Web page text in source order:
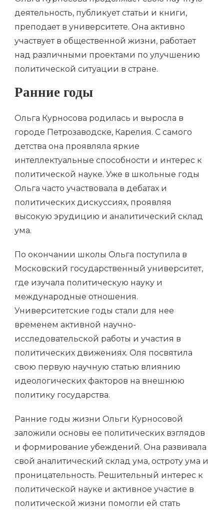
деятельность, публикует статьи и книги,
преподает в университете. Она активно
участвует в общественной жизни, работает
над различными проектами по улучшению
политической ситуации в стране.
Ранние годы
Ольга Курносова родилась и выросла в
городе Петрозаводске, Карелия. С самого
детства она проявляла яркие
интеллектуальные способности и интерес к
политической науке. Уже в школьные годы
Ольга часто участвовала в дебатах и
политических дискуссиях, проявляя
высокую эрудицию и аналитический склад
ума.
По окончании школы Ольга поступила в
Московский государственный университет,
где изучала политическую науку и
международные отношения.
Университетские годы стали для нее
временем активной научно-
исследовательской работы и участия в
политических движениях. Оля посвятила
свою первую научную статью влиянию
идеологических факторов на внешнюю
политику государства.
Ранние годы жизни Ольги Курносовой
заложили основы ее политических взглядов
и формирование убеждений. Она развивала
свой аналитический склад ума, остроту ума и
проницательность. Решительный интерес к
политической науке и активное участие в
политической жизни помогли ей стать